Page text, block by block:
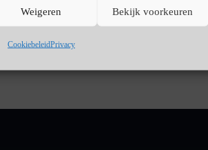
Weigeren Bekijk voorkeuren
CookiebeleidPrivacy
team? Dan is deze functie bij